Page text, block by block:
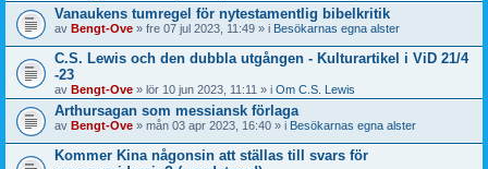
Vanaukens tumregel för nytestamentlig bibelkritik
av Bengt-Ove » fre 07 jul 2023, 11:49 » i Besökarnas egna alster
C.S. Lewis och den dubbla utgången - Kulturartikel i ViD 21/4
-23
av Bengt-Ove » lör 10 jun 2023, 11:11 » i Om C.S. Lewis
Arthursagan som messiansk förlaga
av Bengt-Ove » mån 03 apr 2023, 16:40 » i Besökarnas egna alster
Kommer Kina någonsin att ställas till svars för